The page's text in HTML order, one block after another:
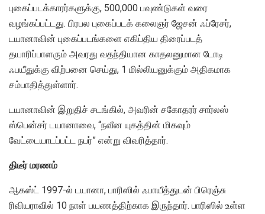
புகைப்படக்காரர்களுக்கு, 500,000 பவுண்டுகள் வரை
வழங்கப்பட்டது. பிரபல புகைப்படக் கலைஞர் ஜேசன் ஃப்ரேசர்,
டயானாவின் புகைப்படங்களை எகிப்திய திரைப்படத்
தயாரிப்பாளரும் அவரது வதந்தியான காதலனுமான டோடி
ஃபயீதுக்கு விற்பனை செய்து, 1 மில்லியனுக்கும் அதிகமாக
சம்பாதித்துள்ளார்.
டயானாவின் இறுதிச் சடங்கில், அவரின் சகோதரர் சார்லஸ்
ஸ்பென்சர் டயானாவை, “நவீன யுகத்தின் மிகவும்
வேட்டையாடப்பட்ட நபர்” என்று விவரித்தார்.
திடீர் மரணம்
ஆகஸ்ட் 1997-ல் டயானா, பாரிஸில் ஃபாயீத்துடன் பிரெஞ்சு
ரிவியராவில் 10 நாள் பயணத்திற்காக இருந்தார். பாரிஸில் உள்ள